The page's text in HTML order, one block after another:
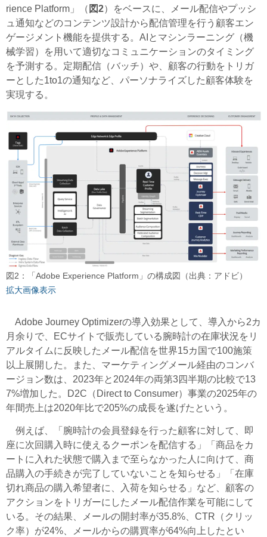
rience Platform」（ 図2）をベースに、メール配信やプッシ
ュ通知などのコンテンツ設計から配信管理を行う顧客エン
ゲージメント機能を提供する。AIとマシンラーニング（機
械学習）を用いて適切なコミュニケーションのタイミング
を予測する。定期配信（バッチ）や、顧客の行動をトリガ
ーとした1to1の通知など、パーソナライズした顧客体験を
実現する。
図2：「Adobe Experience Platform」の構成図（出典：アドビ）
拡大画像表示
Adobe Journey Optimizerの導入効果として、導入から2カ
月余りで、ECサイトで販売している腕時計の在庫状況をリ
アルタイムに反映したメール配信を世界15カ国で100施策
以上展開した。また、マーケティングメール経由のコンバ
ージョン数は、2023年と2024年の両第3四半期の比較で13
7%増加した。D2C（ Direct to Consumer）事業の2025年の
年間売上は2020年比で205%の成長を遂げたという。
例えば、「腕時計の会員登録を行った顧客に対して、即
座に次回購入時に使えるクーポンを配信する」「商品をカ
ートに入れた状態で購入まで至らなかった人に向けて、商
品購入の手続きが完了していないことを知らせる」「在庫
切れ商品の購入希望者に、入荷を知らせる」など、顧客の
アクションをトリガーにしたメール配信作業を可能にして
いる。その結果、メールの開封率が35.8%、CTR（クリッ
ク率）が24%、メールからの購買率が64%向上したとい